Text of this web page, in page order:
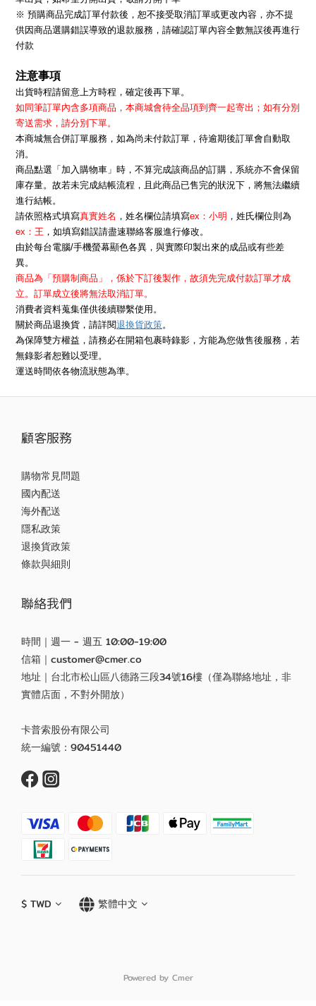
※ 預購商品完成訂單付款後，恕不接受取消訂單或更改內容，亦不提
供因商品選購錯誤導致的退款服務，請確認訂單內容全數無誤後再進行
付款
注意事項
出貨時程請留意上方時程，確定後再下單。
如同筆訂單內含多項商品，本商城會待全品項到齊一起寄出；如有分別
寄送需求，請分別下單。
本商城無合併訂單服務，如為尚未付款訂單，待逾期後訂單會自動取
消。
商品點選「加入購物車」時，不算完成該商品的訂購，系統亦不會保留
庫存量。故若未完成結帳流程，且此商品已售完的狀況下，將無法繼續
進行結帳。
請依照格式填寫真實姓名 ，姓名欄位請填寫ex：小明 ，姓氏欄位則為
ex：王 ，如填寫錯誤請盡速聯絡客服進行修改。
由於每台電腦/手機螢幕顯色各異，與實際印製出來的成品或有些差
異。
商品為「預購制商品」，係於下訂後製作，故須先完成付款訂單才成
立。訂單成立後將無法取消訂單。
消費者資料蒐集僅供後續聯繫使用。
關於商品退換貨，請詳閱退換貨政策。
為保障雙方權益，請務必在開箱包裹時錄影，方能為您做售後服務，若
無錄影者恕難以受理。
運送時間依各物流狀態為準。
顧客服務
購物常見問題
國內配送
海外配送
隱私政策
退換貨政策
條款與細則
聯絡我們
時間｜週一 - 週五 10:00-19:00
信箱｜customer@cmer.co
地址｜台北市松山區八德路三段34號16樓（僅為聯絡地址，非
實體店面，不對外開放）
卡普索股份有限公司
統一編號：90451440
$ TWD 繁體中文
Powered by Cmer